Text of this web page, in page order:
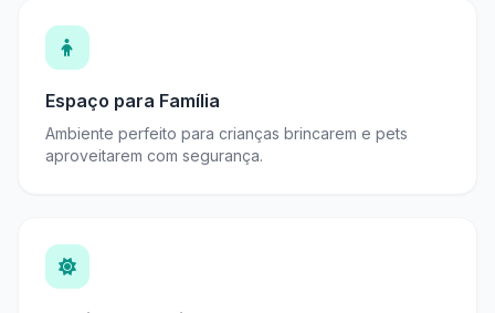
Espaço para Família
Ambiente perfeito para crianças brincarem e pets
aproveitarem com segurança.